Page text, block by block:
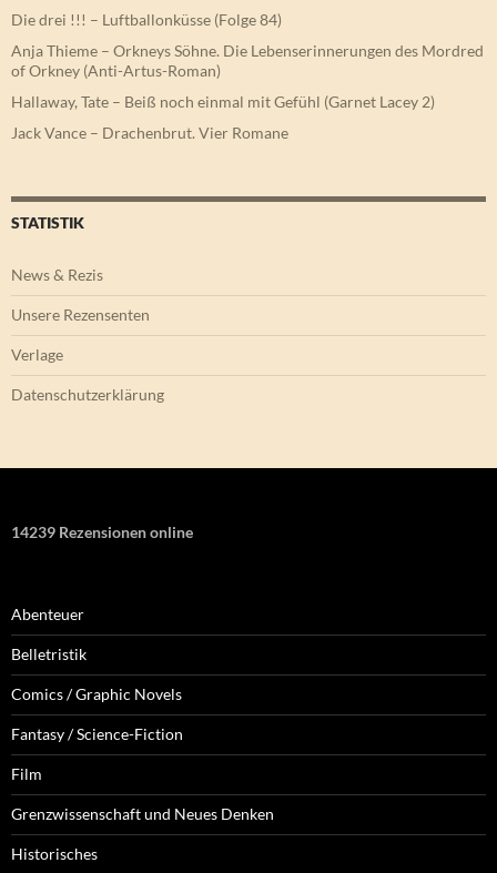
Die drei !!! – Luftballonküsse (Folge 84)
Anja Thieme – Orkneys Söhne. Die Lebenserinnerungen des Mordred
of Orkney (Anti-Artus-Roman)
Hallaway, Tate – Beiß noch einmal mit Gefühl (Garnet Lacey 2)
Jack Vance – Drachenbrut. Vier Romane
STATISTIK
News & Rezis
Unsere Rezensenten
Verlage
Datenschutzerklärung
14239 Rezensionen online
Abenteuer
Belletristik
Comics / Graphic Novels
Fantasy / Science-Fiction
Film
Grenzwissenschaft und Neues Denken
Historisches